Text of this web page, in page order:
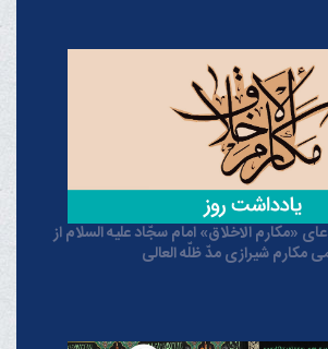
«مکارم الاخلاق» امام سجّاد علیه السلام از
مکارم شیرازی مدّ ظلّه العالی